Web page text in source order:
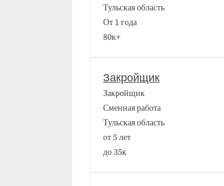
Тульская область
От 1 года
80к+
Закройщик
Закройщик
Сменная работа
Тульская область
от 5 лет
до 35к